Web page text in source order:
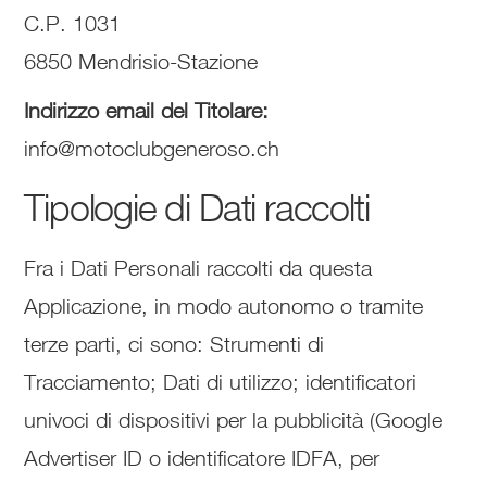
C.P. 1031
6850 Mendrisio-Stazione
Indirizzo email del Titolare:
info@motoclubgeneroso.ch
Tipologie di Dati raccolti
Fra i Dati Personali raccolti da questa
Applicazione, in modo autonomo o tramite
terze parti, ci sono: Strumenti di
Tracciamento; Dati di utilizzo; identificatori
univoci di dispositivi per la pubblicità (Google
Advertiser ID o identificatore IDFA, per